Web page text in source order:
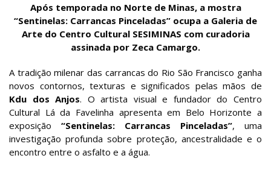
Após temporada no Norte de Minas, a mostra
“Sentinelas: Carrancas Pinceladas” ocupa a Galeria de
Arte do Centro Cultural SESIMINAS com curadoria
assinada por Zeca Camargo.
A tradição milenar das carrancas do Rio São Francisco ganha
novos contornos, texturas e significados pelas mãos de
Kdu dos Anjos. O artista visual e fundador do Centro
Cultural Lá da Favelinha apresenta em Belo Horizonte a
exposição “Sentinelas: Carrancas Pinceladas”, uma
investigação profunda sobre proteção, ancestralidade e o
encontro entre o asfalto e a água.